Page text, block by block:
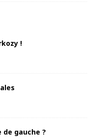
!
gauche ?